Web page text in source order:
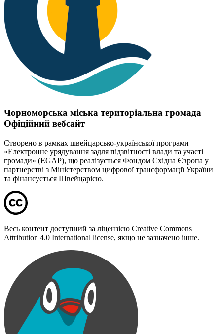
Чорноморська міська територіальна громада
Офіційний вебсайт
Створено в рамках швейцарсько-української програми
«Електронне урядування задля підзвітності влади та участі
громади» (EGAP), що реалізується Фондом Східна Європа у
партнерстві з Міністерством цифрової трансформації України
та фінансується Швейцарією.
Весь контент доступний за ліцензією Creative Commons
Attribution 4.0 International license, якщо не зазначено інше.